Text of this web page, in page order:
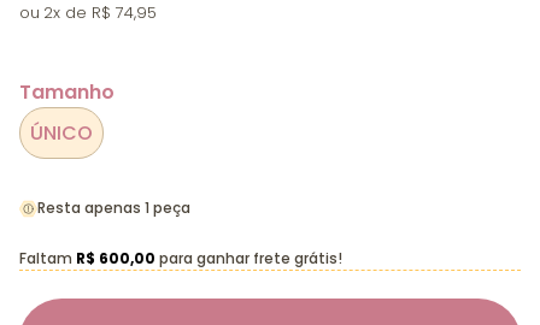
2x R$ 74,95
Tamanho
ÚNICO
Resta apenas 1 peça
Faltam R$ 600,00 para ganhar frete grátis!